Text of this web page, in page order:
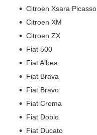
Citroen Xsara Picasso
Citroen XM
Citroen ZX
Fiat 500
Fiat Albea
Fiat Brava
Fiat Bravo
Fiat Croma
Fiat Doblo
Fiat Ducato